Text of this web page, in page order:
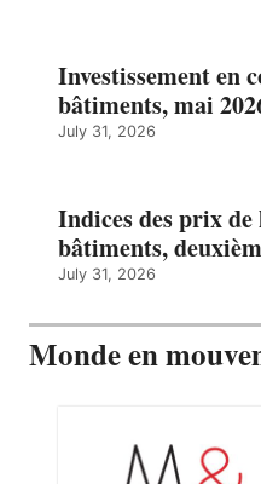
Investissement en
bâtiments, mai
July 31, 2026
Indices des prix
bâtiments,
July 31, 2026
Monde en